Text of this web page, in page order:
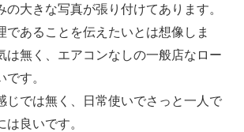
の大きな写真が張り付けてあります。
であることを伝えたいとは想像しま
は無く、エアコンなしの一般店なロー
す。
じでは無く、日常使いでさっと一人で
良いです。